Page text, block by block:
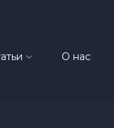
О нас